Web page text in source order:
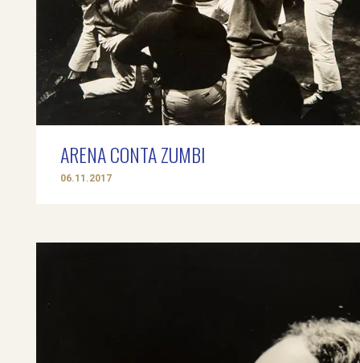
ARENA CONTA ZUMBI
06.11.2017